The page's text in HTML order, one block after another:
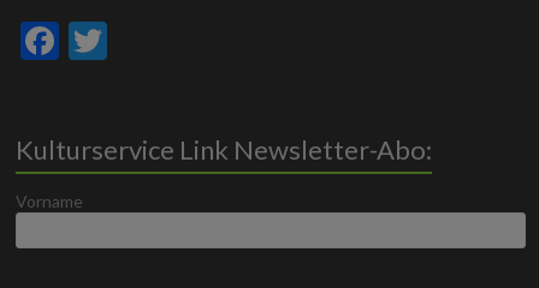
F
b
o
er
Kulturservice Link Newsletter-Abo:
Vorname